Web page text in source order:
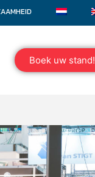
Boek uw stand!